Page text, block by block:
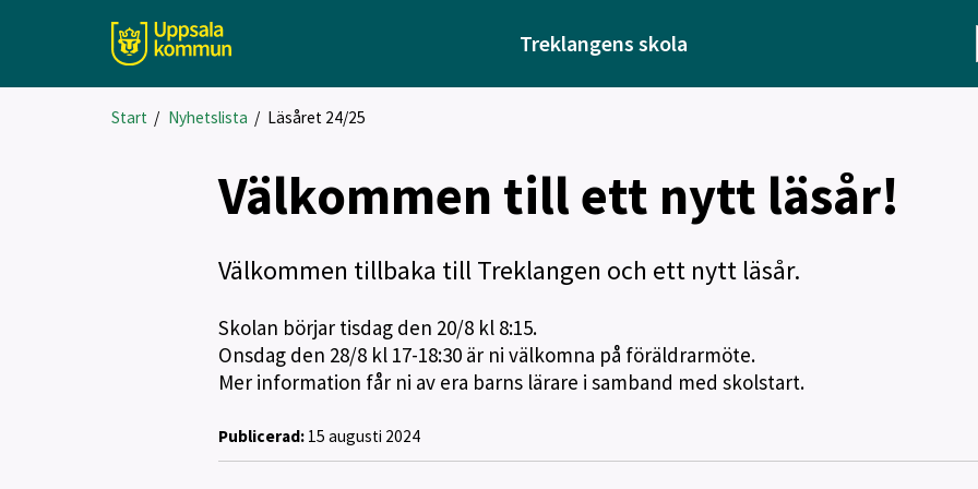
Treklangens skola
Start / Nyhetslista / Läsåret 24/25
Välkommen till ett nytt läsår!
Välkommen tillbaka till Treklangen och ett nytt läsår.
Skolan börjar tisdag den 20/8 kl 8:15.
Onsdag den 28/8 kl 17-18:30 är ni välkomna på föräldrarmöte.
Mer information får ni av era barns lärare i samband med skolstart.
Publicerad:15 augusti 2024